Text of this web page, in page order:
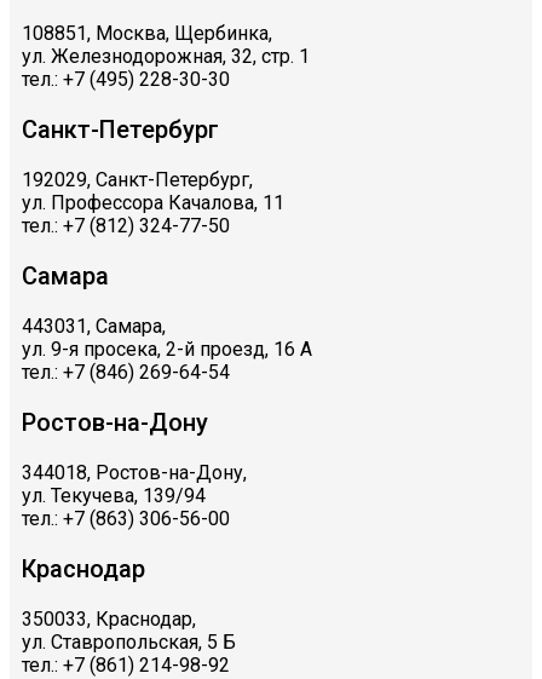
108851, Москва, Щербинка,
ул. Железнодорожная, 32, стр. 1
тел.: +7 (495) 228-30-30
Санкт-Петербург
192029, Санкт-Петербург,
ул. Профессора Качалова, 11
тел.: +7 (812) 324-77-50
Самара
443031, Самара,
ул. 9-я просека, 2-й проезд, 16 А
тел.: +7 (846) 269-64-54
Ростов-на-Дону
344018, Ростов-на-Дону,
ул. Текучева, 139/94
тел.: +7 (863) 306-56-00
Краснодар
350033, Краснодар,
ул. Ставропольская, 5 Б
тел.: +7 (861) 214-98-92